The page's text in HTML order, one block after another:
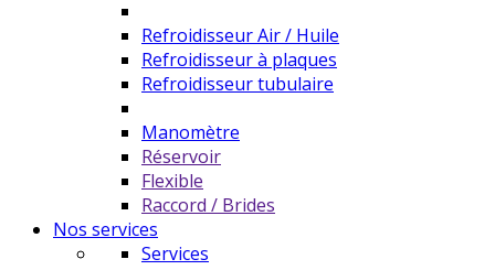
Refroidisseur Air / Huile
Refroidisseur à plaques
Refroidisseur tubulaire
Manomètre
Réservoir
Flexible
Raccord / Brides
Nos services
Services